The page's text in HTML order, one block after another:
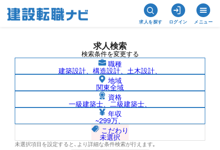
求人を探す ログイン メニュー
求人検索
検索条件を変更する
職種
建築設計、構造設計、土木設計、
地域
関東全域
資格
一級建築士、二級建築士、
年収
~299万、
こだわり
未選択
未選択項目を設定すると､より詳細な条件検索が行えます｡
山口県の求人検索結果一覧